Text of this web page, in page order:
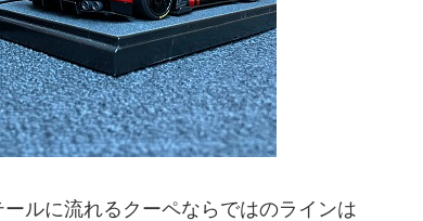
ルに流れるクーペならではのラインは